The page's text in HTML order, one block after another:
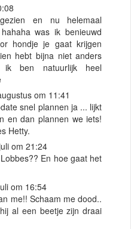
en nu helemaal
was ik benieuwd
hondje je gaat krijgen
hebt bijna niet anders
ben natuurlijk heel
om 11:41
snel plannen ja ... lijkt
en dan plannen we iets!
Hetty.
om 21:24
En hoe gaat het
om 16:54
me!! Schaam me dood..
al een beetje zijn draai